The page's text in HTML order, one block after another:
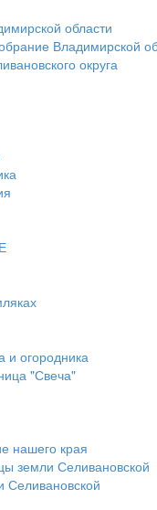
области
Владимирской
округа
и огородника
"Свеча"
нашего края
земли Селивановской
Селивановской